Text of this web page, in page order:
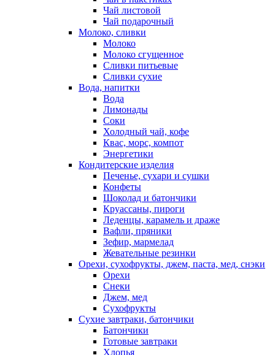
Чай листовой
Чай подарочный
Молоко, сливки
Молоко
Молоко сгущенное
Сливки питьевые
Сливки сухие
Вода, напитки
Вода
Лимонады
Соки
Холодный чай, кофе
Квас, морс, компот
Энергетики
Кондитерские изделия
Печенье, сухари и сушки
Конфеты
Шоколад и батончики
Круассаны, пироги
Леденцы, карамель и драже
Вафли, пряники
Зефир, мармелад
Жевательные резинки
Орехи, сухофрукты, джем, паста, мед, снэки
Орехи
Снеки
Джем, мед
Сухофрукты
Сухие завтраки, батончики
Батончики
Готовые завтраки
Хлопья